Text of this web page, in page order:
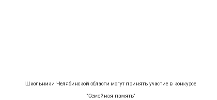
Школьники Челябинской области могут принять участие в конкурсе
"Семейная память"